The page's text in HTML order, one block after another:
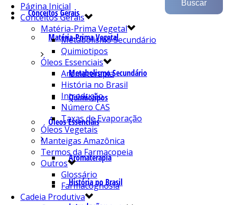
Conceitos Gerais
Matéria-Prima Vegetal
Metabolismo Secundário
Quimiotipos
Óleos Essenciais
Aromaterapia
História no Brasil
Página Inicial
Conceitos Gerais
Matéria-Prima Vegetal
Metabolismo Secundário
Quimiotipos
Óleos Essenciais
Aromaterapia
História no Brasil
Introdução
Número CAS
Taxas de Evaporação
Óleos Vegetais
Manteigas Amazônica
Termos da Farmacopeia
Outros
Glossário
Farmacognosia
Cadeia Produtiva